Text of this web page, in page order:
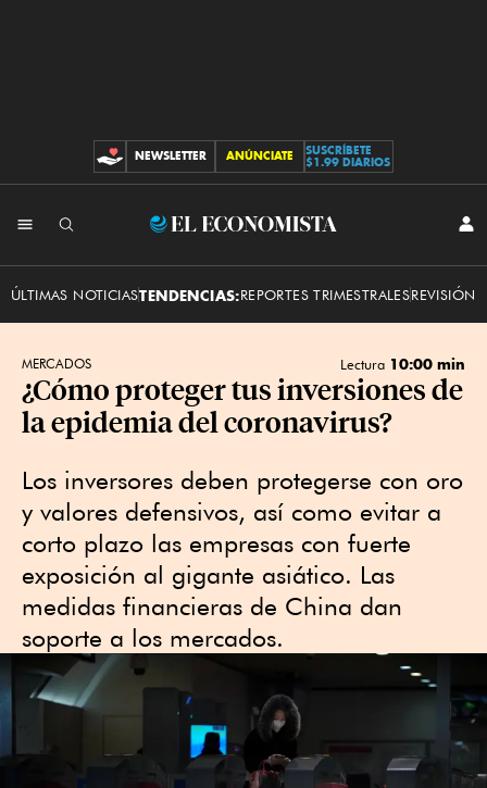
CONTRIBUCIONES
NEWSLETTER ANÚNCIATE
SUSCRÍBETE
$1.99 DIARIOS
El
ÚLTIMAS NOTICIASTENDENCIAS:REPORTES TRIMESTRALESREVISIÓN
MERCADOS Lectura 10:00 min
¿Cómo proteger tus inversiones de
la epidemia del coronavirus?
Los inversores deben protegerse con oro
y valores defensivos, así como evitar a
corto plazo las empresas con fuerte
exposición al gigante asiático. Las
medidas financieras de China dan
soporte a los mercados.